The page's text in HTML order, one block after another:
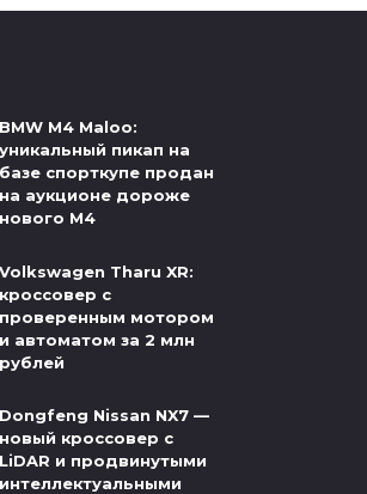
BMW M4 Maloo:
уникальный пикап на
базе спорткупе продан
на аукционе дороже
нового M4
Volkswagen Tharu XR:
кроссовер с
проверенным мотором
и автоматом за 2 млн
рублей
Dongfeng Nissan NX7 —
новый кроссовер с
LiDAR и продвинутыми
интеллектуальными